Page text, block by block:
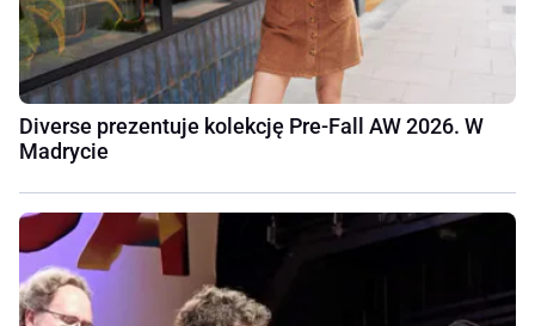
Diverse prezentuje kolekcję Pre-Fall AW 2026. W
Madrycie